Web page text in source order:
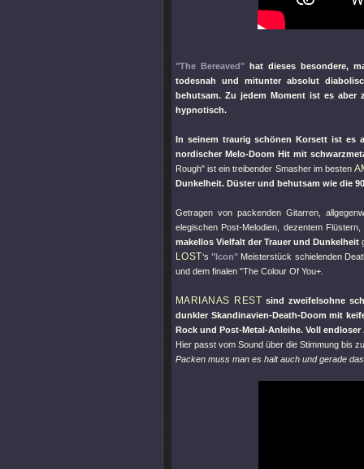
"The Bereaved" hat dieses besondere,
todesnah und mitunter absolut
behutsam. Zu jedem Moment ist es aber
hypnotisch.
In seinem traurig schönen Korsett ist es
nordischer Melo-Doom Hit mit
Rough" ist ein treibender Smasher im besten
Dunkelheit. Düster und behutsam wie die
Getragen von packenden Gitarren,
elegischen Post-Melodien, dezentem
makellos Vielfalt der Trauer und Dunkelheit
LOST‘s"Icon" Meisterstück schielenden
und dem finalen "The Colour Of You+.
MARIANAS REST sind zweifelsohne
dunkler Skandinavien-Death-Doom mit
Rock und Post-Metal-Anleihe. Voll
Hier passt vom Sound über die Stimmung bis
Packen muss man es halt auch und gerade